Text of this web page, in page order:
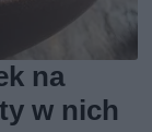
na
w nich